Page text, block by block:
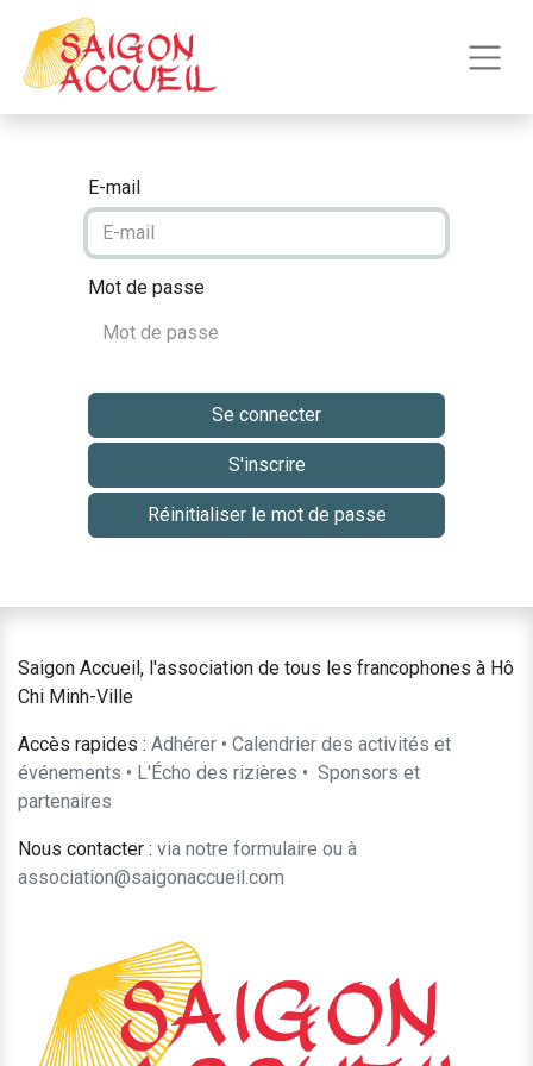
E-mail
Mot de passe
Se connecter
S'inscrire
Réinitialiser le mot de passe
Saigon Accueil, l'association de tous les francophones à Hô
Chi Minh-Ville
Accès rapides : Adhérer • Calendrier des activités et
événements • L'Écho des rizières • ​Sponsors et
partenaires​​
Nous contacter : ​via notre formulaire ou à
association@saigonaccueil.com